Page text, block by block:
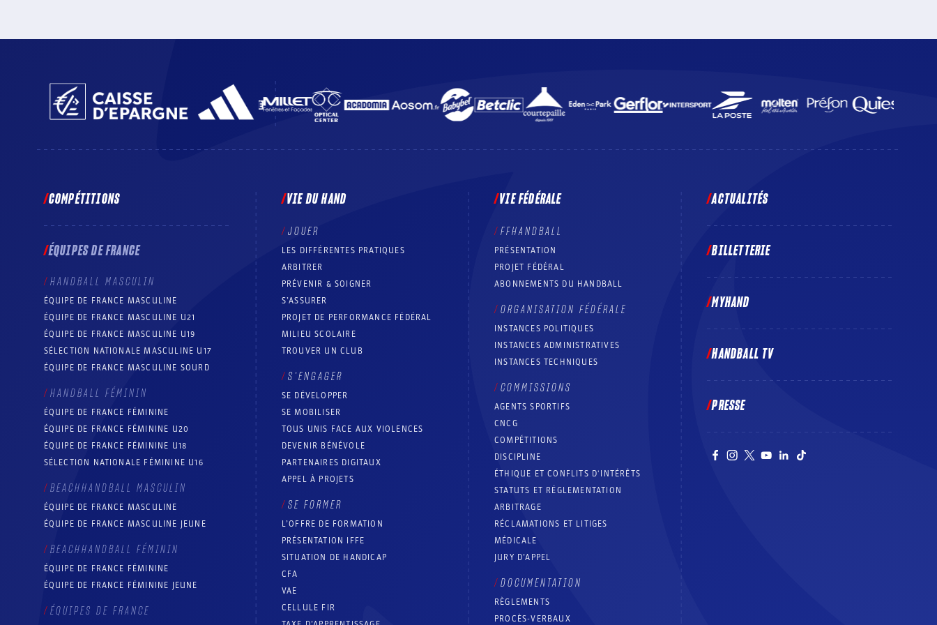
COMPÉTITIONS
ÉQUIPES DE FRANCE
HANDBALL MASCULIN
ÉQUIPE DE FRANCE MASCULINE
ÉQUIPE DE FRANCE MASCULINE U21
ÉQUIPE DE FRANCE MASCULINE U19
SÉLECTION NATIONALE MASCULINE U17
ÉQUIPE DE FRANCE MASCULINE SOURD
HANDBALL FÉMININ
ÉQUIPE DE FRANCE FÉMININE
ÉQUIPE DE FRANCE FÉMININE U20
ÉQUIPE DE FRANCE FÉMININE U18
SÉLECTION NATIONALE FÉMININE U16
BEACHHANDBALL MASCULIN
ÉQUIPE DE FRANCE MASCULINE
ÉQUIPE DE FRANCE MASCULINE JEUNE
BEACHHANDBALL FÉMININ
ÉQUIPE DE FRANCE FÉMININE
ÉQUIPE DE FRANCE FÉMININE JEUNE
ÉQUIPES DE FRANCE
VIE DU HAND
JOUER
LES DIFFÉRENTES PRATIQUES
ARBITRER
PRÉVENIR & SOIGNER
S’ASSURER
PROJET DE PERFORMANCE FÉDÉRAL
MILIEU SCOLAIRE
TROUVER UN CLUB
S’ENGAGER
SE DÉVELOPPER
SE MOBILISER
TOUS UNIS FACE AUX VIOLENCES
DEVENIR BÉNÉVOLE
PARTENAIRES DIGITAUX
APPEL À PROJETS
SE FORMER
L’OFFRE DE FORMATION
PRÉSENTATION IFFE
SITUATION DE HANDICAP
CFA
VAE
CELLULE FIR
VIE FÉDÉRALE
FFHANDBALL
PRÉSENTATION
PROJET FÉDÉRAL
ABONNEMENTS DU HANDBALL
ORGANISATION FÉDÉRALE
INSTANCES POLITIQUES
INSTANCES ADMINISTRATIVES
INSTANCES TECHNIQUES
COMMISSIONS
AGENTS SPORTIFS
CNCG
COMPÉTITIONS
DISCIPLINE
ÉTHIQUE ET CONFLITS D'INTÉRÊTS
STATUTS ET RÉGLEMENTATION
ARBITRAGE
RÉCLAMATIONS ET LITIGES
MÉDICALE
JURY D’APPEL
DOCUMENTATION
RÈGLEMENTS
PROCÈS-VERBAUX
ACTUALITÉS
BILLETTERIE
MYHAND
HANDBALL TV
PRESSE